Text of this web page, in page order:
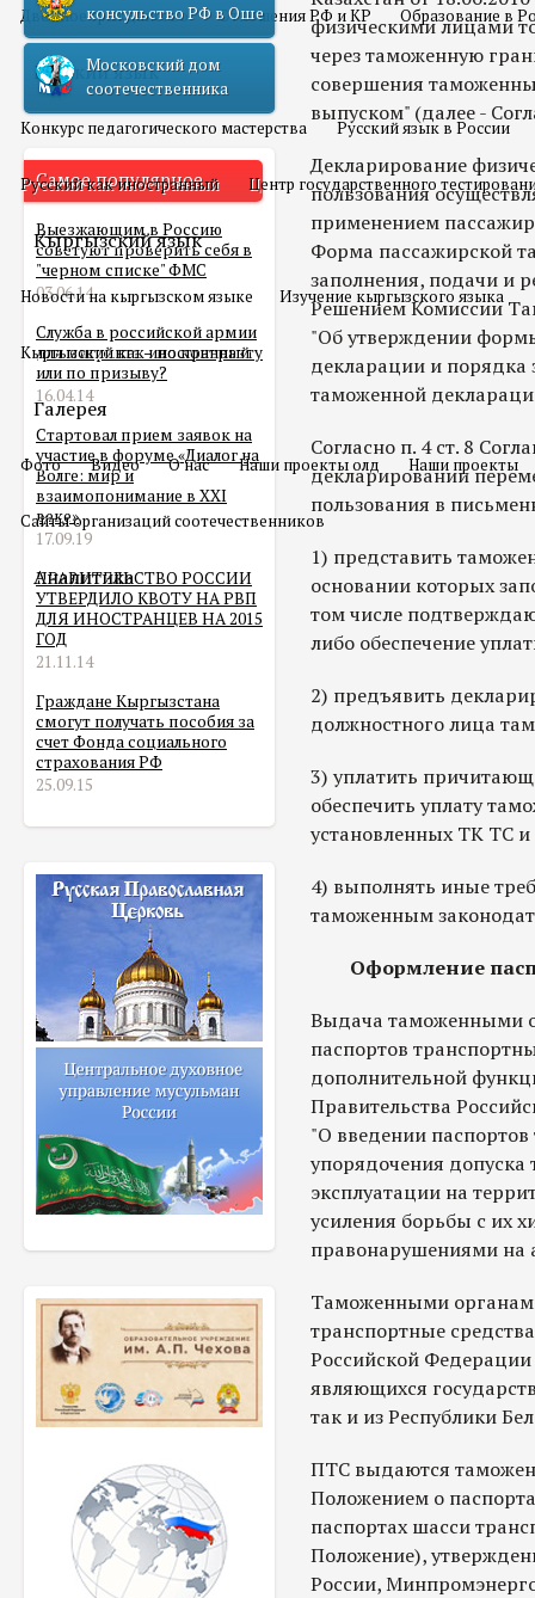
Двойное гражданство Отношения РФ и КР Образование в
Русский язык
Конкурс педагогического мастерства Русский язык в России
Русский как иностранный Центр государственного
Кыргызский язык
Новости на кыргызском языке Изучение кыргызского языка
Кыргызский как иностранный
Галерея
Фото Видео О нас Наши проекты олд Наши проекты
Сайты организаций соотечественников
Аналитика
консульство РФ в Оше
Московский дом
соотечественника
Самое популярное
Выезжающим в Россию
советуют проверить себя в
"черном списке" ФМС
03.06.14
Служба в российской армии
для мигранта – по контракту
или по призыву?
16.04.14
Стартовал прием заявок на
участие в форуме «Диалог на
Волге: мир и
взаимопонимание в XXI
веке»
17.09.19
ПРАВИТЕЛЬСТВО РОССИИ
УТВЕРДИЛО КВОТУ НА РВП
ДЛЯ ИНОСТРАНЦЕВ НА 2015
ГОД
21.11.14
Граждане Кыргызстана
смогут получать пособия за
счет Фонда социального
страхования РФ
25.09.15
физическими лицами
через таможенную
совершения
выпуском" (далее -
Декларирование
пользования
применением
Форма пассажирской
заполнения, подачи и
Решением Комиссии
"Об утверждении
декларации и порядка
таможенной
Согласно п. 4 ст. 8
декларировании
пользования в
1) представить
основании которых
том числе
либо обеспечение
2) предъявить
должностного лица
3) уплатить
обеспечить уплату
установленных ТК ТС
4) выполнять иные
таможенным
Оформление
Выдача таможенными
паспортов
дополнительной
Правительства
"О введении
упорядочения допуска
эксплуатации на
усиления борьбы с их
правонарушениями на
Таможенными
транспортные
Российской Федерации
являющихся
так и из Республики
ПТС выдаются
Положением о
паспортах шасси
Положение),
России,